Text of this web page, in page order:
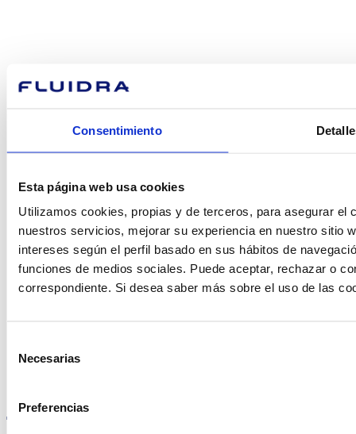
Consentimiento
Esta página web usa cookies
Utilizamos cookies, propias y de terceros, para asegurar el
nuestros servicios, mejorar su experiencia en nuestro sitio
intereses según el perfil basado en sus hábitos de
funciones de medios sociales. Puede aceptar, rechazar o
correspondiente. Si desea saber más sobre el uso de las
Necesarias
Preferencias
podemos
ayudarte?
Contacto
Encuentre Fluidra
en su país